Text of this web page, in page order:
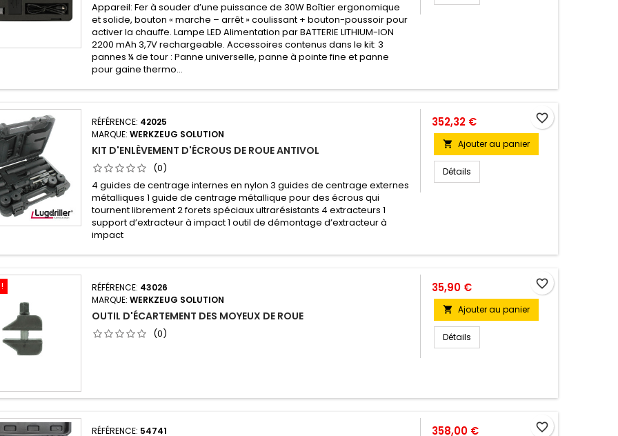
Appareil: Fer à souder d’une puissance de 30W Boîtier ergonomique
et solide, bouton « marche – arrêt » coulissant + bouton-poussoir pour
activer la chauffe. Lampe LED Alimentation par BATTERIE LITHIUM-ION
2200 mAh 3,7V rechargeable. Accessoires contenus dans le kit: 3
pannes ¼ de tour : Panne universelle, panne à pointe fine et panne
pour gaine thermo...
RÉFÉRENCE: 42025
MARQUE:WERKZEUG SOLUTION
KIT D'ENLÈVEMENT D'ÉCROUS DE ROUE ANTIVOL
(0)
4 guides de centrage internes en nylon 3 guides de centrage externes
métalliques 1 guide de centrage métallique pour des écrous qui
tournent librement 2 forets spéciaux ultrarésistants 4 extracteurs 1
support d’extracteur à impact 1 outil de démontage d’extracteur à
impact
352,32 €
 Ajouter au panier
Détails
favorite_border
RÉFÉRENCE: 43026
MARQUE:WERKZEUG SOLUTION
OUTIL D'ÉCARTEMENT DES MOYEUX DE ROUE
(0)
35,90 €
 Ajouter au panier
Détails
favorite_border
RÉFÉRENCE: 54741
358,00 € favorite_border